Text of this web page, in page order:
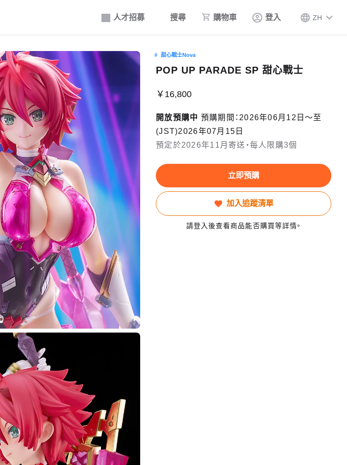
人才招募 搜尋 購物車 登入 ZH
甜心戰士Nova
POP UP PARADE SP 甜心戰士
￥16,800
開放預購中 預購期間：2026年06月12日〜至
(JST)2026年07月15日
預定於2026年11月寄送・每人限購3個
立即預購
加入追蹤清單
請登入後查看商品能否購買等詳情。